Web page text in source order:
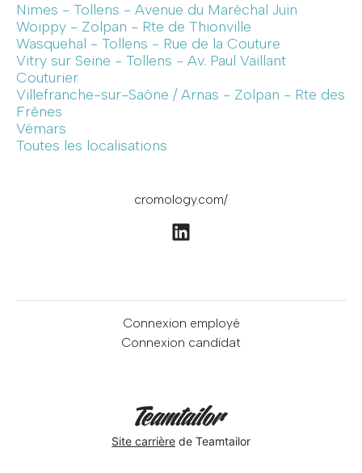
Nimes - Tollens - Avenue du Maréchal Juin
Woippy - Zolpan - Rte de Thionville
Wasquehal - Tollens - Rue de la Couture
Vitry sur Seine - Tollens - Av. Paul Vaillant
Couturier
Villefranche-sur-Saône / Arnas - Zolpan - Rte des
Frênes
Vémars
Toutes les localisations
cromology.com/
Connexion employé
Connexion candidat
Site carrière de Teamtailor